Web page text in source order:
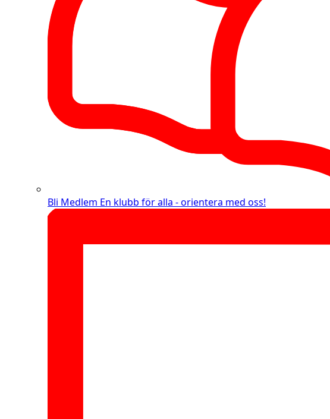
Bli Medlem En klubb för alla - orientera med oss!